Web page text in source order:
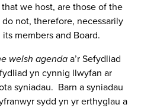
we host, are those of the
not, therefore, necessarily
members and Board.
welsh agendaa’r Sefydliad
yn cynnig llwyfan ar
syniadau. Barn a syniadau
sydd yn yr erthyglau a